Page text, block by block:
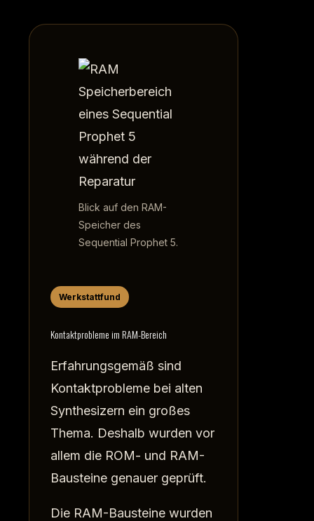
Blick auf den RAM-
Speicher des
Sequential Prophet 5.
Werkstattfund
Kontaktprobleme im RAM-Bereich
Erfahrungsgemäß sind
Kontaktprobleme bei alten
Synthesizern ein großes
Thema. Deshalb wurden vor
allem die ROM- und RAM-
Bausteine genauer geprüft.
Die RAM-Bausteine wurden